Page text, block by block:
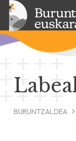
BURUNTZALDEA